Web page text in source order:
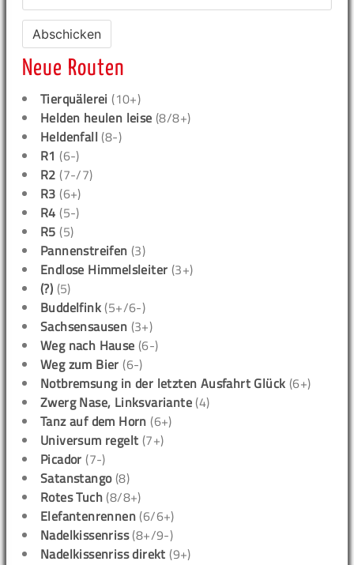
Neue Routen
Tierquälerei (10+)
Helden heulen leise (8/8+)
Heldenfall (8-)
R1 (6-)
R2 (7-/7)
R3 (6+)
R4 (5-)
R5 (5)
Pannenstreifen (3)
Endlose Himmelsleiter (3+)
(?) (5)
Buddelfink (5+/6-)
Sachsensausen (3+)
Weg nach Hause (6-)
Weg zum Bier (6-)
Notbremsung in der letzten Ausfahrt Glück (6+)
Zwerg Nase, Linksvariante (4)
Tanz auf dem Horn (6+)
Universum regelt (7+)
Picador (7-)
Satanstango(8)
Rotes Tuch (8/8+)
Elefantenrennen (6/6+)
Nadelkissenriss(8+/9-)
Nadelkissenriss direkt (9+)